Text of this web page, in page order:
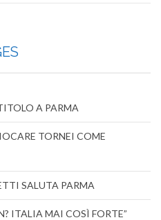
A PARMA
TORNEI COME
SALUTA PARMA
ITALIA MAI COSÌ FORTE”